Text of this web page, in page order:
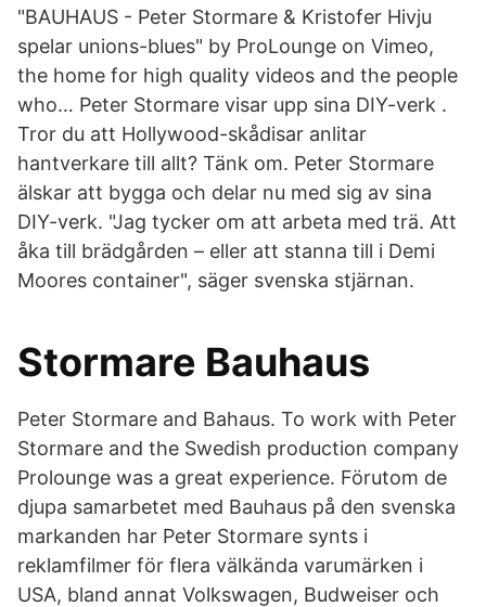
"BAUHAUS - Peter Stormare & Kristofer Hivju
spelar unions-blues" by ProLounge on Vimeo,
the home for high quality videos and the people
who… Peter Stormare visar upp sina DIY-verk .
Tror du att Hollywood-skådisar anlitar
hantverkare till allt? Tänk om. Peter Stormare
älskar att bygga och delar nu med sig av sina
DIY-verk. "Jag tycker om att arbeta med trä. Att
åka till brädgården – eller att stanna till i Demi
Moores container", säger svenska stjärnan.
Stormare Bauhaus
Peter Stormare and Bahaus. To work with Peter
Stormare and the Swedish production company
Prolounge was a great experience. Förutom de
djupa samarbetet med Bauhaus på den svenska
markanden har Peter Stormare synts i
reklamfilmer för flera välkända varumärken i
USA, bland annat Volkswagen, Budweiser och